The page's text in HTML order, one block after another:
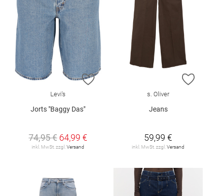
ZUR WUNSCHLISTE HINZUFÜGEN
Levi's
Jorts "Baggy Das"
74,95 € 64,99 €
inkl. MwSt. zzgl. Versand
ZUR
s. Oliver
Jeans
59,99 €
inkl. MwSt. zzgl. Versand